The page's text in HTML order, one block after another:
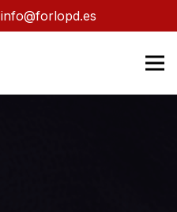
info@forlopd.es